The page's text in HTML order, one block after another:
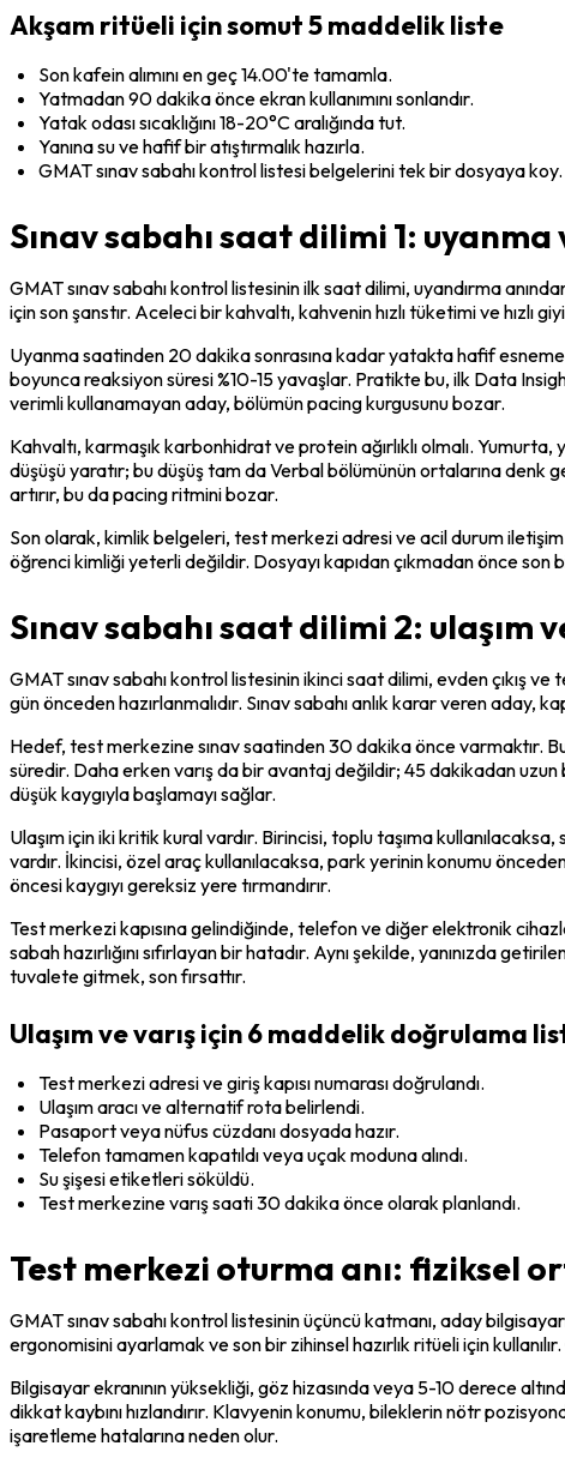
Akşam ritüeli için somut 5 maddelik liste
Son kafein alımını en geç 14.00'te tamamla.
Yatmadan 90 dakika önce ekran kullanımını sonlandır.
Yatak odası sıcaklığını 18-20°C aralığında tut.
Yanına su ve hafif bir atıştırmalık hazırla.
GMAT sınav sabahı kontrol listesi belgelerini tek bir dosyaya koy.
Sınav sabahı saat dilimi 1:
GMAT sınav sabahı kontrol listesinin ilk saat dilimi, uyandırma
için son şanstır. Aceleci bir kahvaltı, kahvenin hızlı tüketimi ve hızlı
Uyanma saatinden 20 dakika sonrasına kadar yatakta hafif esneme
boyunca reaksiyon süresi %10-15 yavaşlar. Pratikte bu, ilk Data
verimli kullanamayan aday, bölümün pacing kurgusunu bozar.
Kahvaltı, karmaşık karbonhidrat ve protein ağırlıklı olmalı.
düşüşü yaratır; bu düşüş tam da Verbal bölümünün ortalarına denk
artırır, bu da pacing ritmini bozar.
Son olarak, kimlik belgeleri, test merkezi adresi ve acil durum
öğrenci kimliği yeterli değildir. Dosyayı kapıdan çıkmadan önce
Sınav sabahı saat dilimi 2: ulaşım
GMAT sınav sabahı kontrol listesinin ikinci saat dilimi, evden çıkış
gün önceden hazırlanmalıdır. Sınav sabahı anlık karar veren aday,
Hedef, test merkezine sınav saatinden 30 dakika önce varmaktır.
süredir. Daha erken varış da bir avantaj değildir; 45 dakikadan uzun
düşük kaygıyla başlamayı sağlar.
Ulaşım için iki kritik kural vardır. Birincisi, toplu taşıma
vardır. İkincisi, özel araç kullanılacaksa, park yerinin konumu
öncesi kaygıyı gereksiz yere tırmandırır.
Test merkezi kapısına gelindiğinde, telefon ve diğer elektronik
sabah hazırlığını sıfırlayan bir hatadır. Aynı şekilde, yanınızda
tuvalete gitmek, son fırsattır.
Ulaşım ve varış için 6 maddelik doğrulama
Test merkezi adresi ve giriş kapısı numarası doğrulandı.
Ulaşım aracı ve alternatif rota belirlendi.
Pasaport veya nüfus cüzdanı dosyada hazır.
Telefon tamamen kapatıldı veya uçak moduna alındı.
Su şişesi etiketleri söküldü.
Test merkezine varış saati 30 dakika önce olarak planlandı.
Test merkezi oturma anı: fiziksel
GMAT sınav sabahı kontrol listesinin üçüncü katmanı, aday
ergonomisini ayarlamak ve son bir zihinsel hazırlık ritüeli için
Bilgisayar ekranının yüksekliği, göz hizasında veya 5-10 derece
dikkat kaybını hızlandırır. Klavyenin konumu, bileklerin nötr
işaretleme hatalarına neden olur.